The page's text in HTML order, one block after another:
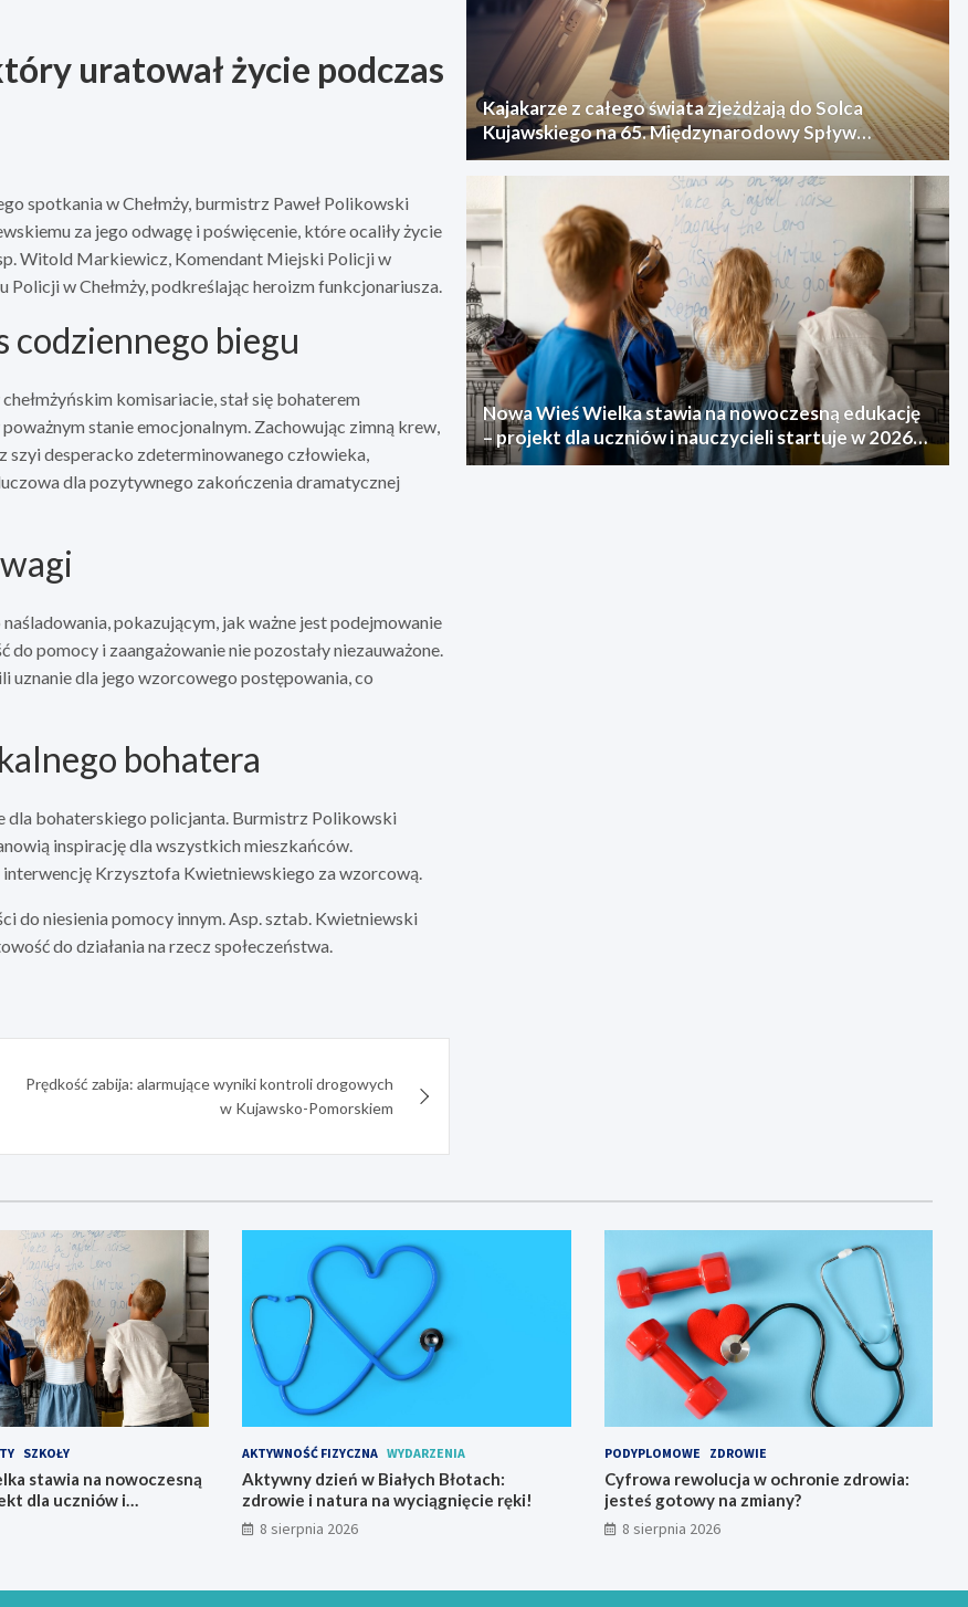
uratował życie podczas
spotkania w Chełmży, burmistrz Paweł Polikowski
za jego odwagę i poświęcenie, które ocaliły życie
Witold Markiewicz, Komendant Miejski Policji w
Policji w Chełmży, podkreślając heroizm funkcjonariusza.
codziennego biegu
komisariacie, stał się bohaterem
stanie emocjonalnym. Zachowując zimną krew,
desperacko zdeterminowanego człowieka,
dla pozytywnego zakończenia dramatycznej
pokazującym, jak ważne jest podejmowanie
pomocy i zaangażowanie nie pozostały niezauważone.
uznanie dla jego wzorcowego postępowania, co
bohatera
dla bohaterskiego policjanta. Burmistrz Polikowski
inspirację dla wszystkich mieszkańców.
interwencję Krzysztofa Kwietniewskiego za wzorcową.
do niesienia pomocy innym. Asp. sztab. Kwietniewski
do działania na rzecz społeczeństwa.
Prędkość zabija: alarmujące wyniki kontroli drogowych
w Kujawsko-Pomorskiem
Kajakarze z całego świata zjeżdżają do Solca
Kujawskiego na 65. Międzynarodowy Spływ
Kajakowy
Nowa Wieś Wielka stawia na nowoczesną edukację
– projekt dla uczniów i nauczycieli startuje w 2026
roku
SZKOŁY
stawia na nowoczesną
dla uczniów i
w 2026 roku
AKTYWNOŚĆ FIZYCZNA WYDARZENIA
Aktywny dzień w Białych Błotach:
zdrowie i natura na wyciągnięcie ręki!
8 sierpnia 2026
PODYPLOMOWE ZDROWIE
Cyfrowa rewolucja w ochronie zdrowia:
jesteś gotowy na zmiany?
8 sierpnia 2026